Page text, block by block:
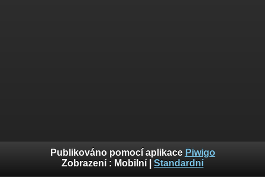
Publikováno pomocí aplikace Piwigo
Zobrazení : Mobilní Standardní